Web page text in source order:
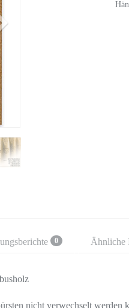
0 Ähnliche
nicht verwechselt werden